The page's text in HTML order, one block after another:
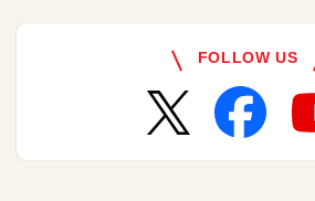
FOLLOW US